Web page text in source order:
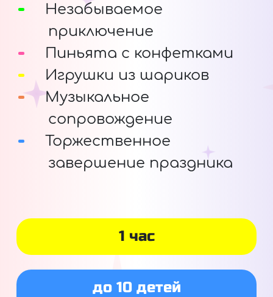
Незабываемое
приключение
Пиньята с конфетками
Игрушки из шариков
Музыкальное
сопровождение
Торжественное
завершение праздника
1 час
до 10 детей